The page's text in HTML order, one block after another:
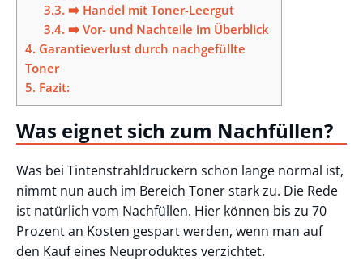
3.3. ➡️ Handel mit Toner-Leergut
3.4. ➡️ Vor- und Nachteile im Überblick
4. Garantieverlust durch nachgefüllte
Toner
5. Fazit:
Was eignet sich zum Nachfüllen?
Was bei Tintenstrahldruckern schon lange normal ist,
nimmt nun auch im Bereich Toner stark zu. Die Rede
ist natürlich vom Nachfüllen. Hier können bis zu 70
Prozent an Kosten gespart werden, wenn man auf
den Kauf eines Neuproduktes verzichtet.